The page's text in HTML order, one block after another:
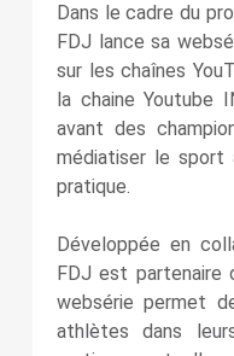
Dans le cadre du
FDJ lance sa
sur les chaînes
la chaine Youtube
avant des
médiatiser le sport
pratique.
Développée en
FDJ est partenaire
websérie permet
athlètes dans